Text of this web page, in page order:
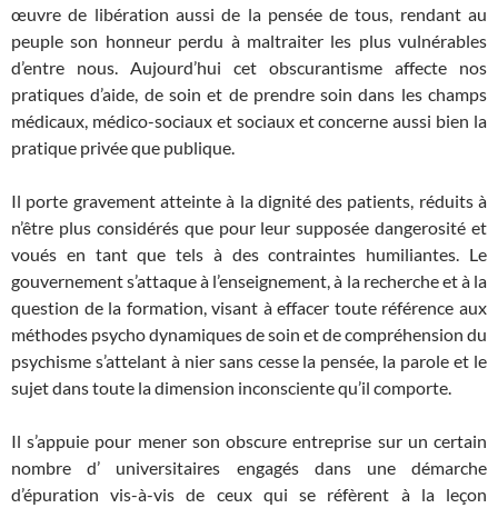
œuvre de libération aussi de la pensée de tous, rendant au
peuple son honneur perdu à maltraiter les plus vulnérables
d’entre nous. Aujourd’hui cet obscurantisme affecte nos
pratiques d’aide, de soin et de prendre soin dans les champs
médicaux, médico-sociaux et sociaux et concerne aussi bien la
pratique privée que publique.
Il porte gravement atteinte à la dignité des patients, réduits à
n’être plus considérés que pour leur supposée dangerosité et
voués en tant que tels à des contraintes humiliantes. Le
gouvernement s’attaque à l’enseignement, à la recherche et à la
question de la formation, visant à effacer toute référence aux
méthodes psycho dynamiques de soin et de compréhension du
psychisme s’attelant à nier sans cesse la pensée, la parole et le
sujet dans toute la dimension inconsciente qu’il comporte.
Il s’appuie pour mener son obscure entreprise sur un certain
nombre d’ universitaires engagés dans une démarche
d’épuration vis-à-vis de ceux qui se réfèrent à la leçon